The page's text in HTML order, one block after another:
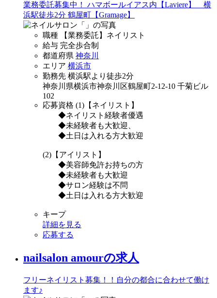
業務委託募集中！ ハマボールイアス内【Laviere】 横
浜駅徒歩2分 鶴屋町【Gramage】
職種
【業務委託】ネイリスト
給与 完全歩合制
都道府県 神奈川
エリア 横浜市
勤務先 横浜駅より徒歩2分
神奈川県横浜市神奈川区鶴屋町2-12-10 千菊ビル
102
応募資格 (1)【ネイリスト】
◆ネイリスト経験者優遇
◆未経験者も大歓迎、
◆土日は入れる方大歓迎
(2)【アイリスト】
◆美容師免許お持ちの方
◆未経験者も大歓迎
◆サロン経験は不問
◆土日は入れる方大歓迎
キープ
詳細を見る
応募する
nailsalon amourの求人
フリーネイリスト募集！！自分の都合に合わせて働け
ます♪